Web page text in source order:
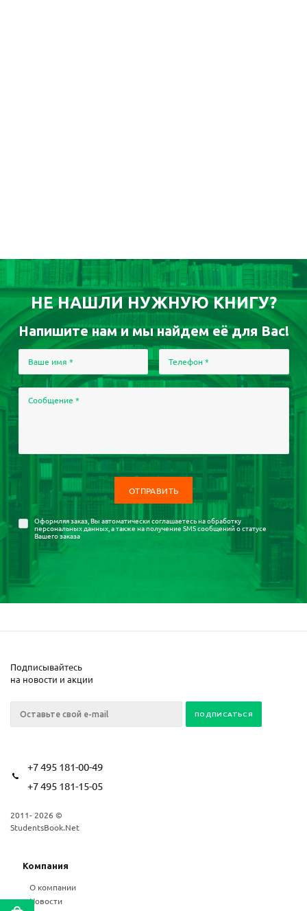
НЕ НАШЛИ НУЖНУЮ КНИГУ?
Напишите нам и мы найдем её для Вас!
Ваше имя * Телефон *
Сообщение *
Оформляя заказ, Вы автоматически соглашаетесь наобработку
персональных данных, а также на получение SMS сообщений о статусе
Вашего заказа
Подписывайтесь
на новости и акции
+7 495 181-00-49
+7 495 181-15-05
2011- 2026 ©
StudentsBook.Net
Компания
О компании
Новости